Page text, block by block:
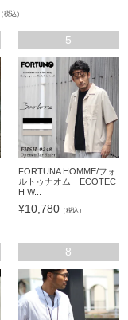
（税込）
5
FORTUNA HOMME/フォ
ルトゥナオム ECOTEC
H W...
¥10,780（税込）
8